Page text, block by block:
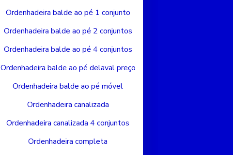
Ordenhadeira balde ao pé 1 conjunto
Ordenhadeira balde ao pé 2 conjuntos
Ordenhadeira balde ao pé 4 conjuntos
Ordenhadeira balde ao pé delaval preço
Ordenhadeira balde ao pé móvel
Ordenhadeira canalizada
Ordenhadeira canalizada 4 conjuntos
Ordenhadeira completa